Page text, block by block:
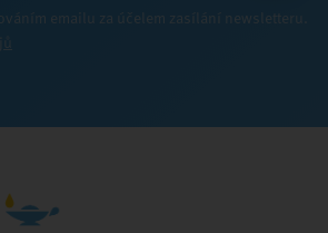
emailu za účelem zasílání newsletteru.